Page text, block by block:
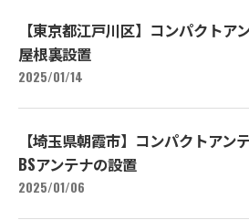
【東京都江戸川区】コンパクトア
屋根裏設置
2025/01/14
【埼玉県朝霞市】コンパクトアン
BSアンテナの設置
2025/01/06